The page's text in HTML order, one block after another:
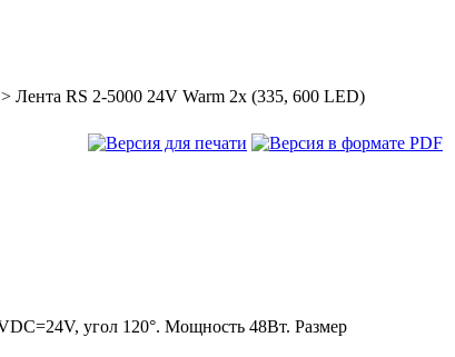
> Лента RS 2-5000 24V Warm 2x (335, 600 LED)
угол 120°. Мощность 48Вт. Размер